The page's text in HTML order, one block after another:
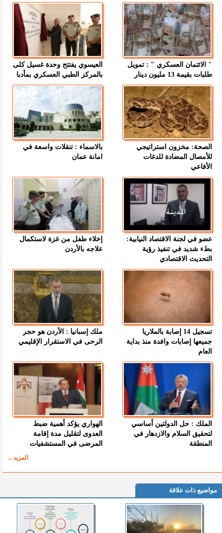
" الائتمان العسكري " : تمويل
طلبات بقيمة 13 مليون دينار
العيسوي يفتتح وحدة غسيل كلى
بالمركز الطبي العسكري بمأدبا
الصحة: مخزون استراتيجي
للأمصال المضادة للدغات
الأفاعي
بالاسماء : تنقلات واسعة في
امانة عمان
عضو في لجنة الاقتصاد النيابية:
بطء شديد في تنفيذ رؤية
التحديث الاقتصادي
إخلاء طفل من غزة لاستكمال
علاجه بالأردن
تسجيل 14 إصابة بالملاريا
جميعها إصابات وافدة منذ بداية
العام
ملك إسبانيا : الأردن هو حجر
الرحى في الاستقرار الإقليمي
الملك : حل الدولتين أساسي
لتحقيق السلام والازدهار في
المنطقة
الهواري يؤكد أهمية ضبط
العدوى لتقليل مدة إقامة
المرضى في المستشفيات
المزيد ...
مواضيع ذات علاقة